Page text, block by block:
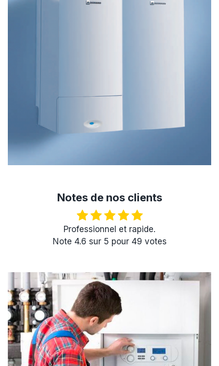
Notes de nos clients
Professionnel et rapide.
Note 4.6 sur 5 pour 49 votes